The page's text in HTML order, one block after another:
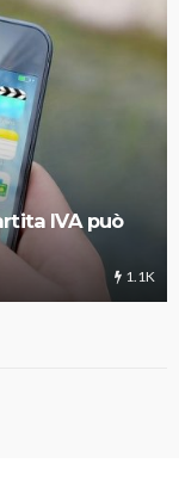
IVA può
1.1K